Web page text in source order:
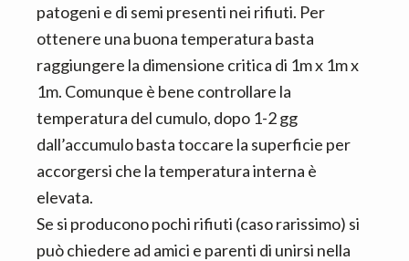
patogeni e di semi presenti nei rifiuti. Per
ottenere una buona temperatura basta
raggiungere la dimensione critica di 1m x 1m x
1m. Comunque è bene controllare la
temperatura del cumulo, dopo 1-2 gg
dall’accumulo basta toccare la superficie per
accorgersi che la temperatura interna è
elevata.
Se si producono pochi rifiuti (caso rarissimo) si
può chiedere ad amici e parenti di unirsi nella